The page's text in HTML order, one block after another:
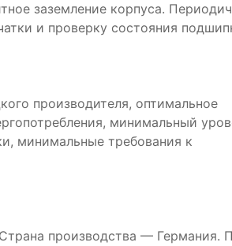
заземление корпуса.
и проверку состояния
производителя, оптимальное
минимальный
минимальные требования к
производства — Германия.